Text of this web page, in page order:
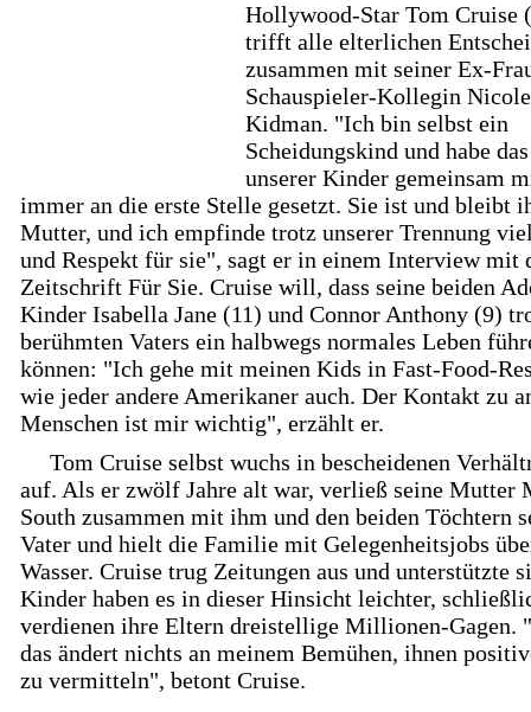
Hollywood-Star Tom Cruise
trifft alle elterlichen
zusammen mit seiner Ex-
Schauspieler-Kollegin Nicole
Kidman. "Ich bin selbst ein
Scheidungskind und habe
unserer Kinder gemeinsam
immer an die erste Stelle gesetzt. Sie ist und bleibt
Mutter, und ich empfinde trotz unserer Trennung
und Respekt für sie", sagt er in einem Interview mit
Zeitschrift Für Sie. Cruise will, dass seine beiden
Kinder Isabella Jane (11) und Connor Anthony (9)
berühmten Vaters ein halbwegs normales Leben
können: "Ich gehe mit meinen Kids in Fast-Food-
wie jeder andere Amerikaner auch. Der Kontakt zu
Menschen ist mir wichtig", erzählt er.
Tom Cruise selbst wuchs in bescheidenen
auf. Als er zwölf Jahre alt war, verließ seine Mutter
South zusammen mit ihm und den beiden Töchtern
Vater und hielt die Familie mit Gelegenheitsjobs
Wasser. Cruise trug Zeitungen aus und unterstützte
Kinder haben es in dieser Hinsicht leichter,
verdienen ihre Eltern dreistellige Millionen-Gagen.
das ändert nichts an meinem Bemühen, ihnen
zu vermitteln", betont Cruise.